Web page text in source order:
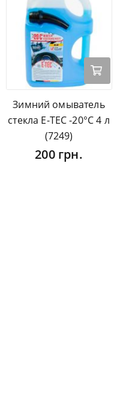
Зимний омыватель
стекла E-TEC -20°C 4 л
(7249)
200 грн.